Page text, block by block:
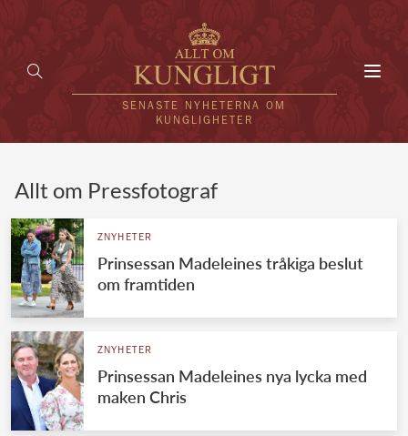
SENASTE NYHETERNA OM
KUNGLIGHETER
UTLÄNDSKT
VÄRLDENS KUNGAHUS
Svenska kungahuset
Brittiska kungahuset
REDAKTION
Allt om Pressfotograf
ZNYHETER
Prinsessan Madeleines tråkiga beslut
om framtiden
ZNYHETER
Prinsessan Madeleines nya lycka med
maken Chris